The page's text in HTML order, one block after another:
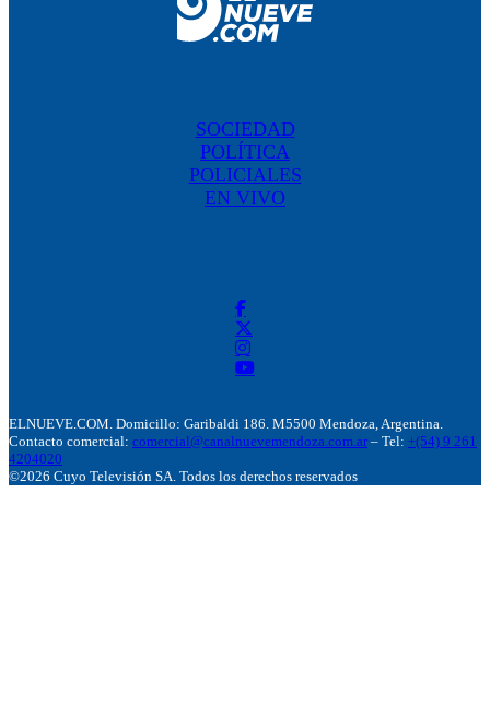
SOCIEDAD
POLÍTICA
POLICIALES
EN VIVO
ELNUEVE.COM. Domicillo: Garibaldi 186. M5500 Mendoza, Argentina.
Contacto comercial: comercial@canalnuevemendoza.com.ar – Tel: +(54) 9 261
4204020
©2026 Cuyo Televisión SA. Todos los derechos reservados